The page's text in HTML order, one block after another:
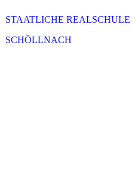
STAATLICHE REALSCHULE
SCHÖLLNACH